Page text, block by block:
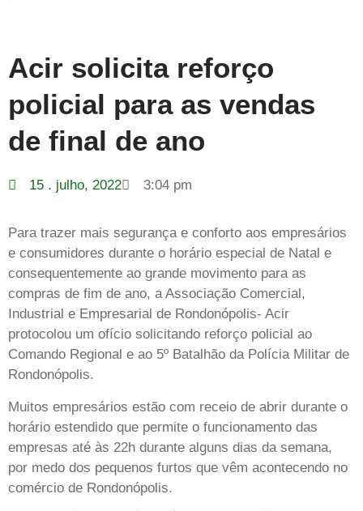
Acir solicita reforço
policial para as vendas
de final de ano
15 . julho, 2022 3:04 pm
Para trazer mais segurança e conforto aos empresários
e consumidores durante o horário especial de Natal e
consequentemente ao grande movimento para as
compras de fim de ano, a Associação Comercial,
Industrial e Empresarial de Rondonópolis- Acir
protocolou um ofício solicitando reforço policial ao
Comando Regional e ao 5º Batalhão da Polícia Militar de
Rondonópolis.
Muitos empresários estão com receio de abrir durante o
horário estendido que permite o funcionamento das
empresas até às 22h durante alguns dias da semana,
por medo dos pequenos furtos que vêm acontecendo no
comércio de Rondonópolis.